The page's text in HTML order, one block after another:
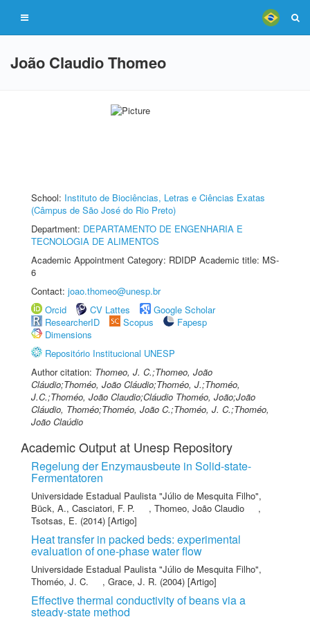
João Claudio Thomeo
School: Instituto de Biociências, Letras e Ciências Exatas
(Câmpus de São José do Rio Preto)
Department: DEPARTAMENTO DE ENGENHARIA E
TECNOLOGIA DE ALIMENTOS
Academic Appointment Category: RDIDP Academic title: MS-
6
Contact: joao.thomeo@unesp.br
Orcid
CV Lattes
Google Scholar
ResearcherID
Scopus
Fapesp
Dimensions
Repositório Institucional UNESP
Author citation: Thomeo, J. C.;Thomeo, João
Cláudio;Thoméo, João Cláudio;Thoméo, J.;Thoméo,
J.C.;Thoméo, João Claudio;Cláudio Thoméo, João;João
Cláudio, Thoméo;Thoméo, João C.;Thoméo, J. C.;Thoméo,
João Claúdio
Academic Output at Unesp Repository
Regelung der Enzymausbeute in Solid-state-
Fermentatoren
Universidade Estadual Paulista "Júlio de Mesquita Filho",
Bück, A., Casciatori, F. P. , Thomeo, João Claudio
,
Tsotsas, E. (2014) [Artigo]
Heat transfer in packed beds: experimental
evaluation of one-phase water flow
Universidade Estadual Paulista "Júlio de Mesquita Filho",
Thoméo, J. C.
, Grace, J. R. (2004) [Artigo]
Effective thermal conductivity of beans via a
steady-state method